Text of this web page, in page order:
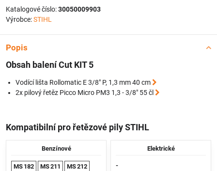
Katalogové číslo:30050009903
Výrobce:STIHL
Popis
Obsah balení Cut KIT 5
Vodící lišta Rollomatic E 3/8" P, 1,3 mm 40 cm
2x pilový řetěz Picco Micro PM3 1,3 - 3/8" 55 čl
Kompatibilní pro řetězové pily STIHL
Benzínové
MS 182 MS 211
MS 212
Elektrické
-